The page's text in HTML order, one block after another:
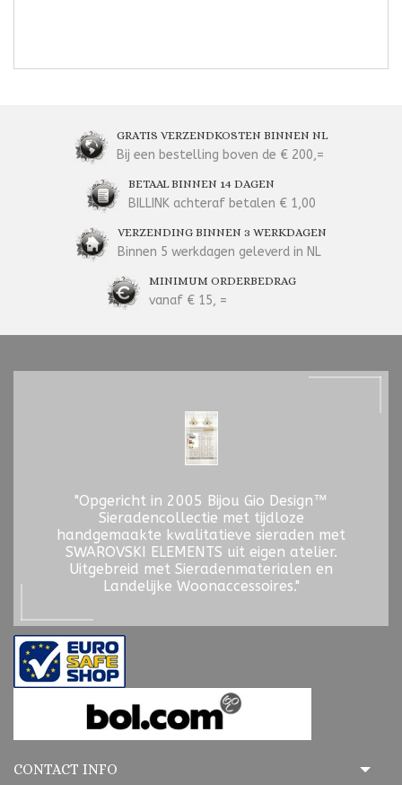
GRATIS VERZENDKOSTEN BINNEN NL
Bij een bestelling boven de € 200,=
BETAAL BINNEN 14 DAGEN
BILLINK achteraf betalen € 1,00
VERZENDING BINNEN 3 WERKDAGEN
Binnen 5 werkdagen geleverd in NL
MINIMUM ORDERBEDRAG
vanaf € 15, =
"Opgericht in 2005 Bijou Gio Design™
Sieradencollectie met tijdloze
handgemaakte kwalitatieve sieraden met
SWAROVSKI ELEMENTS uit eigen atelier.
Uitgebreid met Sieradenmaterialen en
Landelijke Woonaccessoires."
CONTACT INFO